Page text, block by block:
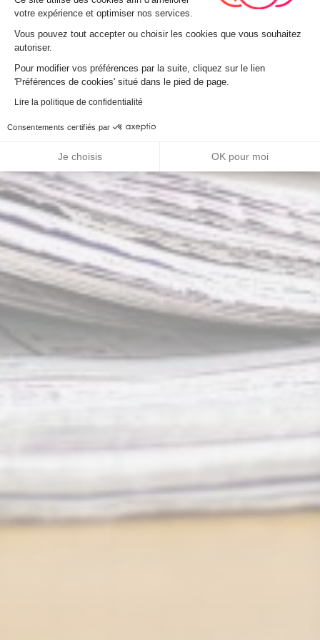
votre expérience et optimiser nos services.
Vous pouvez tout accepter ou choisir les cookies que vous souhaitez
autoriser.
Pour modifier vos préférences par la suite, cliquez sur le lien
'Préférences de cookies' situé dans le pied de page.
Lire la politique de confidentialité
Consentements certifiés par
Je choisis OK pour moi